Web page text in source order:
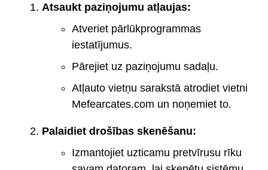
Atsaukt paziņojumu atļaujas:
Atveriet pārlūkprogrammas
iestatījumus.
Pārejiet uz paziņojumu sadaļu.
Atļauto vietņu sarakstā atrodiet vietni
Mefearcates.com un noņemiet to.
Palaidiet drošības skenēšanu:
Izmantojiet uzticamu pretvīrusu rīku